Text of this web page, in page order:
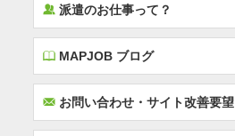
‰派遣のお仕事って？
EMAPJOB ブログ
Fお問い合わせ・サイト改善要望